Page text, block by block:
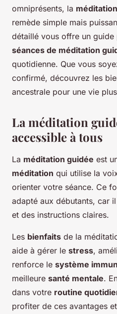
omniprésents, la méditation
remède simple mais
détaillé vous offre un
séances de méditation
quotidienne. Que vous
confirmé, découvrez les
ancestrale pour une vie
La méditation
accessible à tous
La méditation guidée est
méditation qui utilise la
orienter votre séance. Ce
adapté aux débutants, car
et des instructions claires.
Les bienfaits de la
aide à gérer le stress,
renforce le système
meilleure santé mentale.
dans votre routine
profiter de ces avantages